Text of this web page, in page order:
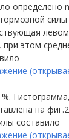
определено n
этом
на
составило